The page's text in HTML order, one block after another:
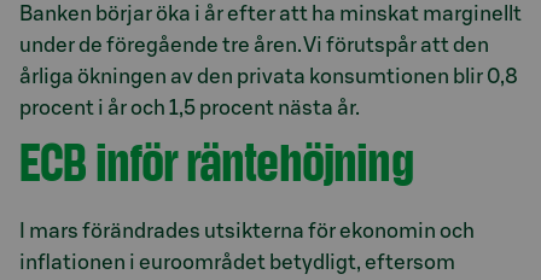
Banken börjar öka i år efter att ha minskat marginellt
under de föregående tre åren. Vi förutspår att den
årliga ökningen av den privata konsumtionen blir 0,8
procent i år och 1,5 procent nästa år.
ECB inför räntehöjning
I mars förändrades utsikterna för ekonomin och
inflationen i euroområdet betydligt, eftersom